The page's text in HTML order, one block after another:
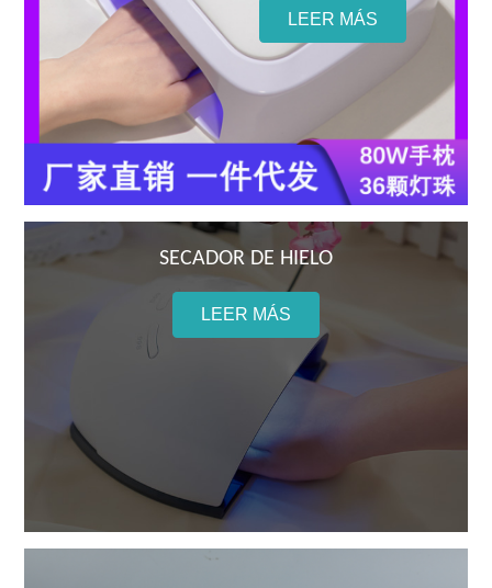
LEER MÁS
SECADOR DE HIELO
LEER MÁS